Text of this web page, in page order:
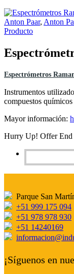
Anton Paar, Anton
Producto
Espectrómetros
Instrumentos
compuestos
Mayor información:
Hurry Up! Offer End
Parque San
+51 999 175 094
+51 978 978 930
+51 14240169
¡Síguenos en